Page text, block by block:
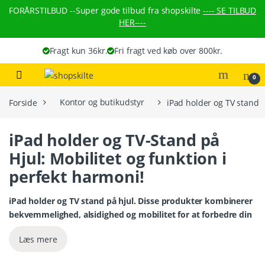
Skip to navigation
Skip to content
FORÅRSTILBUD --Super gode tilbud fra shopskilte ---- SE TILBUD
HER----
Fragt kun 36kr. Fri fragt ved køb over 800kr.
0
Forside Kontor og butikudstyr iPad holder og TV stand
iPad holder og TV-Stand på
Hjul: Mobilitet og funktion i
perfekt harmoni!
iPad holder og TV stand på hjul. Disse produkter kombinerer
bekvemmelighed, alsidighed og mobilitet for at forbedre din
Læs mere